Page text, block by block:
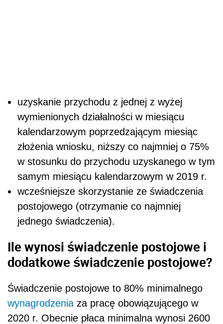
uzyskanie przychodu z jednej z wyżej
wymienionych działalności w miesiącu
kalendarzowym poprzedzającym miesiąc
złożenia wniosku, niższy co najmniej o 75%
w stosunku do przychodu uzyskanego w tym
samym miesiącu kalendarzowym w 2019 r.
wcześniejsze skorzystanie ze świadczenia
postojowego (otrzymanie co najmniej
jednego świadczenia).
Ile wynosi świadczenie postojowe i
dodatkowe świadczenie postojowe?
Świadczenie postojowe to 80% minimalnego
wynagrodzenia za pracę obowiązującego w
2020 r. Obecnie płaca minimalna wynosi 2600